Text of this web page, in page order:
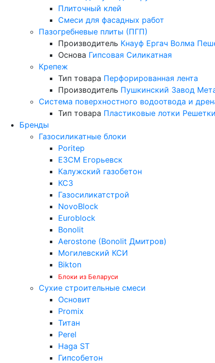
Плиточный клей
Смеси для фасадных работ
Пазогребневые плиты (ПГП)
Производитель Кнауф Ергач Волма
Основа Гипсовая Силикатная
Крепеж
Тип товара Перфорированная лента
Производитель Пушкинский Завод
Система поверхностного водоотвода и
Тип товара Пластиковые лотки Решетки
Бренды
Газосиликатные блоки
Poritep
ЕЗСМ Егорьевск
Калужский газобетон
КСЗ
Газосиликатстрой
NovoBlock
Euroblock
Bonolit
Aerostone (Bonolit Дмитров)
Могилевский КСИ
Bikton
Блоки из Беларуси
Сухие строительные смеси
Основит
Promix
Титан
Perel
Haga ST
Гипсобетон